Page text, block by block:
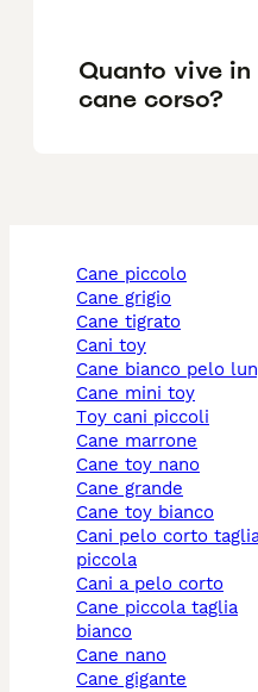
Quanto vive in
cane corso?
cane piccolo
cane grigio
cane tigrato
cani toy
cane bianco pelo
cane mini toy
toy cani piccoli
cane marrone
cane toy nano
cane grande
cane toy bianco
cani pelo corto taglia
piccola
cani a pelo corto
cane piccola taglia
bianco
cane nano
cane gigante